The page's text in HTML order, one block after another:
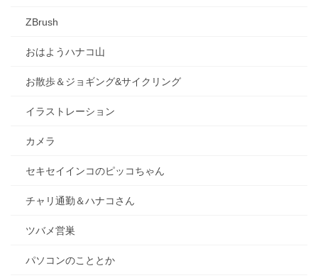
ZBrush
おはようハナコ山
お散歩＆ジョギング&サイクリング
イラストレーション
カメラ
セキセイインコのピッコちゃん
チャリ通勤＆ハナコさん
ツバメ営巣
パソコンのこととか